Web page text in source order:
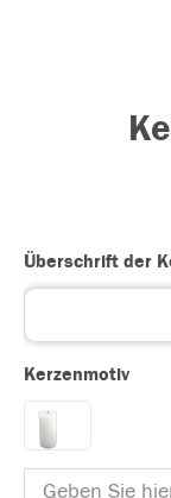
Überschrift der
Kerzenmotiv